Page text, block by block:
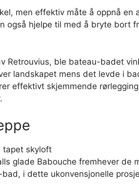
men effektiv måte å oppnå en
også hjelpe til med å bryte bort
Retrouvius, ble bateau-badet
landskapet mens det levde i
effektivt skjemmende
glade Babouche fremhever de
i dette ukonvensjonelle